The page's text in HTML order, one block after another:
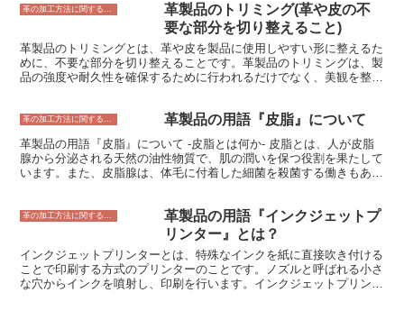
種類、染料の濃度などによって決まります。一般的に、革のタイプと
染料の種類が同じであれば、染料相溶性は良好です。また、染料の濃
度が低いほど、染料相溶性は良好です。 染料相溶性が悪い場合、染
料は互いに混ざり合わず、ムラのある色合いになります。これは、染
料の定着が不十分な場合や、染料の種類が異なる場合に起こりやすい
です。染料相溶性が悪いと、革製品の色合いが不均一になり、美観を
もお役に立てれば幸いです。ご不明な点がございましたら、お気軽に
お問い合わせください。
革製品のトリミング(革や皮の不
要な部分を切り整えること)
革製品のトリミングとは、革や皮を製品に使用しやすい形に整えるた
めに、不要な部分を切り整えることです。革製品のトリミングは、製
品の強度や耐久性を確保するために行われるだけでなく、美観を整え
革をカッターやハサミで切り整えるというものです。また、機械作業
械作業のトリミングは、手作業よりも作業効率が良く、一定の品質を
確保することができます。ただし、手作業のトリミングは、熟練の職
人の技術によって、より精巧なトリミングを行うことができます。
す。革を正確に切り整えることで、製品の強度や耐久性を確保し、美
観を整えることができます。革製品のトリミングは、熟練の職人によ
って行われることが多く、その技術は革製品の品質を左右する重要な
要素となります。
革の加工方法に関すること 革製品の用語『皮脂』について
革製品の用語『皮脂』について -皮脂とは何か- 皮脂とは、人が皮脂
腺から分泌される天然の油性物質で、肌の潤いを保つ役割を果たして
います。また、皮脂腺は、体毛に付着した細菌を殺菌する働きもあり
ロール、ビタミンE、脂肪酸などの成分で構成されています。中鎖脂
肪酸は、皮脂腺の主な成分で、皮脂の抗菌作用や保湿作用に関与して
います。ワックスエステルは、皮脂腺のもう一つの主要成分で、皮脂
の光沢や防水性を保つ働きをしています。スクアレンは、皮脂腺の分
泌物を多く含む物質で、皮脂の抗酸化作用に関与しています。コレス
テロールは、皮脂腺の分泌物を多く含む物質で、皮脂の保湿作用や柔
革の加工方法に関すること
革製品の用語『インクジェットプ
リンター』とは？
インクジェットプリンターとは、特殊なインクを紙に直接吹き付ける
ことで印刷する方式のプリンターのことです。ノズルと呼ばれる小さ
な穴からインクを噴射し、印刷を行います。インクジェットプリンタ